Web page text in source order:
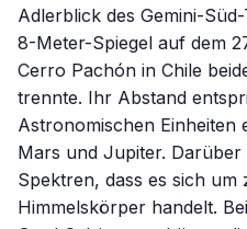
Adlerblick des Gemini-
8-Meter-Spiegel auf dem
Cerro Pachón in Chile
trennte. Ihr Abstand
Astronomischen Einheiten
Mars und Jupiter. Darüber
Spektren, dass es sich um
Himmelskörper handelt.